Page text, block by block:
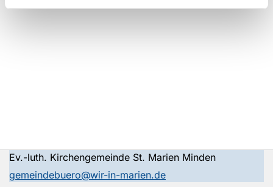
Ev.-luth. Kirchengemeinde St. Marien Minden
gemeindebuero@wir-in-marien.de